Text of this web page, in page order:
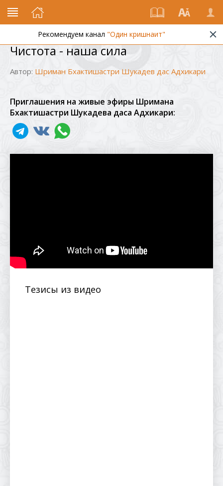
Рекомендуем канал "Один кришнаит"
Чистота - наша сила
Автор: Шриман Бхактишастри Шукадев дас Адхикари
Приглашения на живые эфиры Шримана
Бхактишастри Шукадева даса Адхикари:
Тезисы из видео